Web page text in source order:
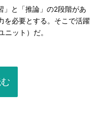
と「推論」の2段階があ
を必要とする。そこで活躍
ニット）だ。